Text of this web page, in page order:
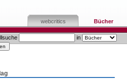
webcritics Bücher
in